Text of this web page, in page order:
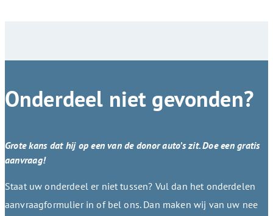
Onderdeel niet gevonden?
Grote kans dat hij op een van de donor auto’s zit. Doe een gratis
aanvraag!
Staat uw onderdeel er niet tussen? Vul dan het onderdelen
aanvraagformulier in of bel ons. Dan maken wij van uw nee